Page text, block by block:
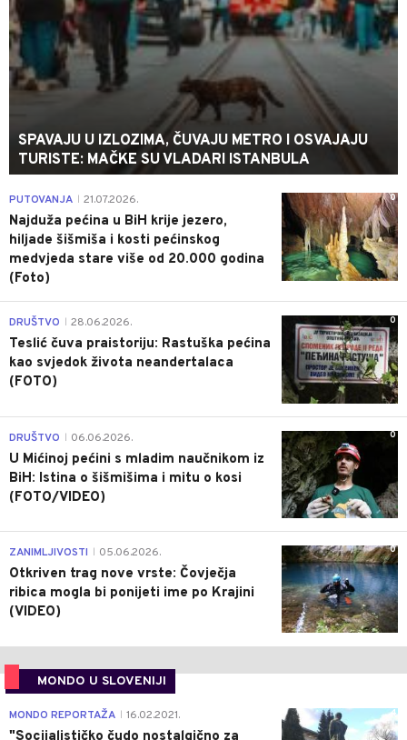
SPAVAJU U IZLOZIMA, ČUVAJU METRO I OSVAJAJU
TURISTE: MAČKE SU VLADARI ISTANBULA
0
PUTOVANJA 21.07.2026.
Najduža pećina u BiH krije jezero,
hiljade šišmiša i kosti pećinskog
medvjeda stare više od 20.000 godina
(Foto)
0
DRUŠTVO 28.06.2026.
Teslić čuva praistoriju: Rastuška pećina
kao svjedok života neandertalaca
(FOTO)
0
DRUŠTVO 06.06.2026.
U Mićinoj pećini s mladim naučnikom iz
BiH: Istina o šišmišima i mitu o kosi
(FOTO/VIDEO)
0
ZANIMLJIVOSTI 05.06.2026.
Otkriven trag nove vrste: Čovječja
ribica mogla bi ponijeti ime po Krajini
(VIDEO)
MONDO U SLOVENIJI
4
MONDO REPORTAŽA 16.02.2021.